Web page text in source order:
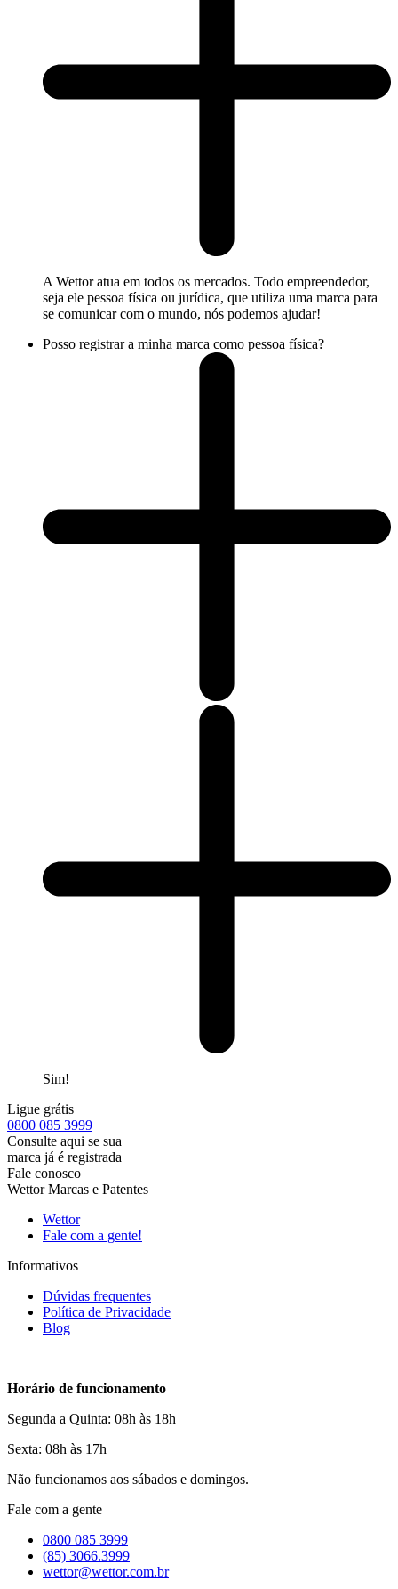
A Wettor atua em todos os mercados. Todo empreendedor,
seja ele pessoa física ou jurídica, que utiliza uma marca para
se comunicar com o mundo, nós podemos ajudar!
Posso registrar a minha marca como pessoa física?
Sim!
Ligue grátis
0800 085 3999
Consulte aqui se sua
marca já é registrada
Fale conosco
Wettor Marcas e Patentes
Wettor
Fale com a gente!
Informativos
Dúvidas frequentes
Política de Privacidade
Blog
Horário de funcionamento
Segunda a Quinta: 08h às 18h
Sexta: 08h às 17h
Não funcionamos aos sábados e domingos.
Fale com a gente
0800 085 3999
(85) 3066.3999
wettor@wettor.com.br